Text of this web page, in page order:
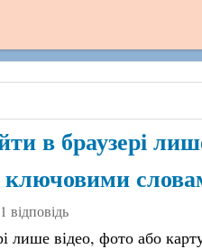
в браузері
ключовими
1 відповідь
лише відео, фото або